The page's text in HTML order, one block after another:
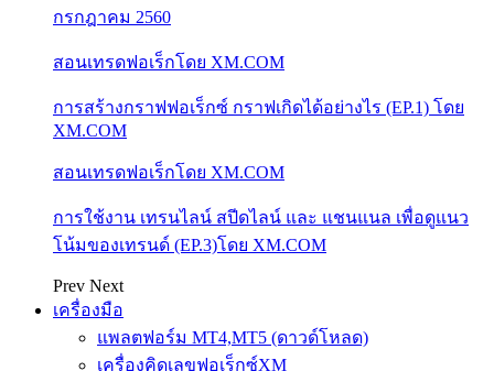
กรกฎาคม 2560
สอนเทรดฟอเร็กโดย XM.COM
การสร้างกราฟฟอเร็กซ์ กราฟเกิดได้อย่างไร (EP.1) โดย
XM.COM
สอนเทรดฟอเร็กโดย XM.COM
การใช้งาน เทรนไลน์ สปีดไลน์ และ แชนแนล เพื่อดูแนว
โน้มของเทรนด์ (EP.3)โดย XM.COM
Prev Next
เครื่องมือ
แพลตฟอร์ม MT4,MT5 (ดาวด์โหลด)
เครื่องคิดเลขฟอเร็กซ์XM